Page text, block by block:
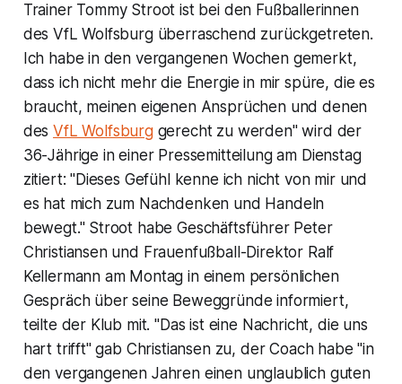
Trainer Tommy Stroot ist bei den Fußballerinnen
des VfL Wolfsburg überraschend zurückgetreten.
Ich habe in den vergangenen Wochen gemerkt,
dass ich nicht mehr die Energie in mir spüre, die es
braucht, meinen eigenen Ansprüchen und denen
desVfL Wolfsburggerecht zu werden" wird der
36-Jährige in einer Pressemitteilung am Dienstag
zitiert: "Dieses Gefühl kenne ich nicht von mir und
es hat mich zum Nachdenken und Handeln
bewegt." Stroot habe Geschäftsführer Peter
Christiansen und Frauenfußball-Direktor Ralf
Kellermann am Montag in einem persönlichen
Gespräch über seine Beweggründe informiert,
teilte der Klub mit. "Das ist eine Nachricht, die uns
hart trifft" gab Christiansen zu, der Coach habe "in
den vergangenen Jahren einen unglaublich guten